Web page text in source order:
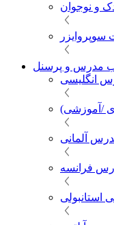
مدرس و پرسنل
انگلیسی
/آموزشی)
آلمانی
فرانسه